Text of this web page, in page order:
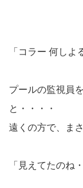
「コラー 何しよ
プールの監視員
と・・・・
遠くの方で、ま
「見えてたのね